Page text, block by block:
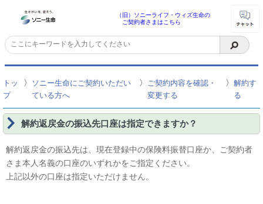
（旧）ソニーライフ・ウィズ生命の
ご契約者さまはこちら
トッ
プ
〉
ソニー生命にご契約いただい
ている方へ
〉
ご契約内容を確認・
変更する
〉解約す
る
解約返戻金の振込先口座は指定できますか？
解約返戻金の振込先は、現在登録中の保険料振替口座か、ご契約者
さま本人名義の口座のいずれかをご指定ください。
上記以外の口座は指定いただけません。